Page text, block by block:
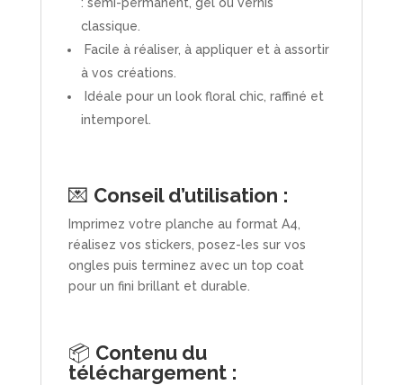
classique.
Facile à réaliser, à appliquer et à assortir
à vos créations.
Idéale pour un look floral chic, raffiné et
intemporel.
💌 Conseil d’utilisation :
Imprimez votre planche au format A4,
réalisez vos stickers, posez-les sur vos
ongles puis terminez avec un top coat
pour un fini brillant et durable.
📦 Contenu du
téléchargement :